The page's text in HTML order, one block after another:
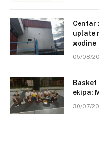
Centar
uplate
godine
05/08/
Basket
ekipa:
30/07/